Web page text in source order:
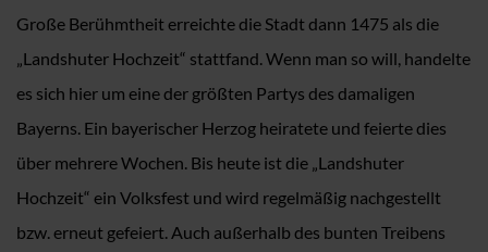
Große Berühmtheit erreichte die Stadt dann 1475 als die
„Landshuter Hochzeit“ stattfand. Wenn man so will, handelte
es sich hier um eine der größten Partys des damaligen
Bayerns. Ein bayerischer Herzog heiratete und feierte dies
über mehrere Wochen. Bis heute ist die „Landshuter
Hochzeit“ ein Volksfest und wird regelmäßig nachgestellt
bzw. erneut gefeiert. Auch außerhalb des bunten Treibens